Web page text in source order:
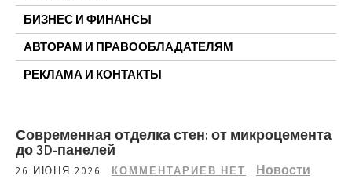
БИЗНЕС И ФИНАНСЫ
АВТОРАМ И ПРАВООБЛАДАТЕЛЯМ
РЕКЛАМА И КОНТАКТЫ
Современная отделка стен: от микроцемента
до 3D-панелей
26 ИЮНЯ 2026 КОММЕНТАРИЕВ НЕТ Новости